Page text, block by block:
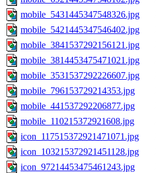
mobile_5431445347548326.jpg
mobile_5421445347546402.jpg
mobile_3841537292156121.jpg
mobile_3814453475471021.jpg
mobile_3531537292226607.jpg
mobile_796153729214353.jpg
mobile_441537292206877.jpg
mobile_110215372921608.jpg
icon_117515372921471071.jpg
icon_103215372921451128.jpg
icon_97214453475461243.jpg